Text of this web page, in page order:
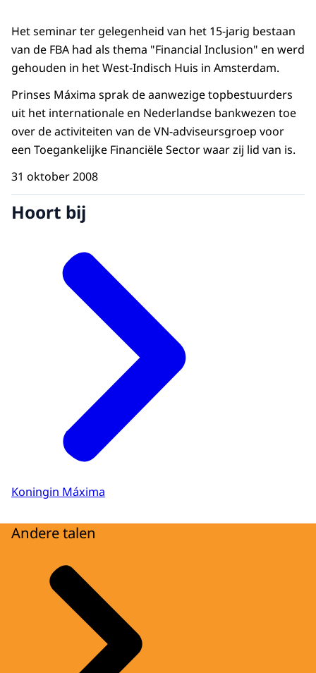
Het seminar ter gelegenheid van het 15-jarig bestaan
van de FBA had als thema "Financial Inclusion" en werd
gehouden in het West-Indisch Huis in Amsterdam.
Prinses Máxima sprak de aanwezige topbestuurders
uit het internationale en Nederlandse bankwezen toe
over de activiteiten van de VN-adviseursgroep voor
een Toegankelijke Financiële Sector waar zij lid van is.
31 oktober 2008
Hoort bij
Koningin Máxima
Andere talen